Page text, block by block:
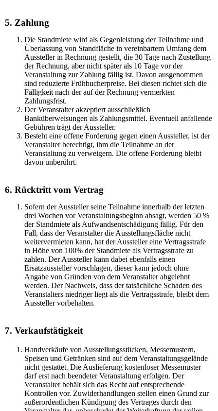
5. Zahlung
Die Standmiete wird als Gegenleistung der Teilnahme und
Überlassung von Standfläche in vereinbartem Umfang dem
Aussteller in Rechnung gestellt, die 30 Tage nach Zustellung
der Rechnung, aber nicht später als 10 Tage vor der
Veranstaltung zur Zahlung fällig ist. Davon ausgenommen
sind reduzierte Frühbucherpreise. Bei diesen richtet sich die
Fälligkeit nach der auf der Rechnung vermerkten
Zahlungsfrist.
Der Veranstalter akzeptiert ausschließlich
Banküberweisungen als Zahlungsmittel. Eventuell anfallende
Gebühren trägt der Aussteller.
Besteht eine offene Forderung gegen einen Aussteller, ist der
Veranstalter berechtigt, ihm die Teilnahme an der
Veranstaltung zu verweigern. Die offene Forderung bleibt
davon unberührt.
6. Rücktritt vom Vertrag
Sofern der Aussteller seine Teilnahme innerhalb der letzten
drei Wochen vor Veranstaltungsbeginn absagt, werden 50 %
der Standmiete als Aufwandsentschädigung fällig. Für den
Fall, dass der Veranstalter die Ausstellungsfläche nicht
weitervermieten kann, hat der Aussteller eine Vertragsstrafe
in Höhe von 100% der Standmiete als Vertragsstrafe zu
zahlen. Der Aussteller kann dabei ebenfalls einen
Ersatzaussteller vorschlagen, dieser kann jedoch ohne
Angabe von Gründen von dem Veranstalter abgelehnt
werden. Der Nachweis, dass der tatsächliche Schaden des
Veranstalters niedriger liegt als die Vertragsstrafe, bleibt dem
Aussteller vorbehalten.
7. Verkaufstätigkeit
Handverkäufe von Ausstellungsstücken, Messemustern,
Speisen und Getränken sind auf dem Veranstaltungsgelände
nicht gestattet. Die Auslieferung kostenloser Messemuster
darf erst nach beendeter Veranstaltung erfolgen. Der
Veranstalter behält sich das Recht auf entsprechende
Kontrollen vor. Zuwiderhandlungen stellen einen Grund zur
außerordentlichen Kündigung des Vertrages durch den